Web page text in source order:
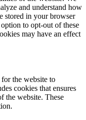
and understand how
stored in your browser
to opt-out of these
may have an effect
for the website to
cookies that ensures
the website. These